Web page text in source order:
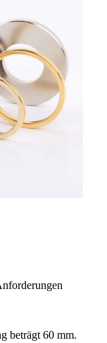
beträgt 60 mm.